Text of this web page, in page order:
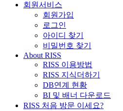
회원서비스
회원가입
로그인
아이디 찾기
비밀번호 찾기
About RISS
RISS 이용방법
RISS 지식더하기
DB연계 현황
BI 및 배너 다운로드
RISS 처음 방문 이세요?